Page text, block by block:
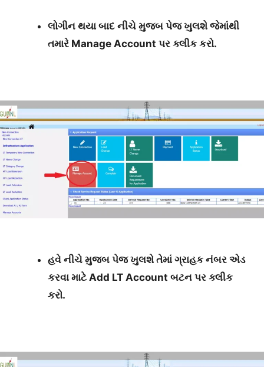
લોગીન થયા બાદ નીચે મુજબ પેજ ખુલશે જેમાંથી
તમારે Manage Account પર ક્લીક કરો.
હવે નીચે મુજબ પેજ ખુલશે તેમાં ગ્રાહક નંબર એડ
કરવા માટે Add LT Account બટન પર ક્લીક
કરો.